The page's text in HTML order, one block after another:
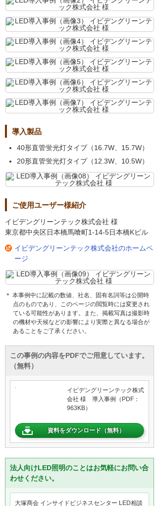
導入製品
40形直管蛍光灯タイプ（16.7W、15.7W）
20形直管蛍光灯タイプ（12.3W、10.5W）
ご使用ユーザー様紹介
イビデングリーンテック株式会社 様
東京都中央区日本橋馬喰町1-14-5日本橋Kビル
イビデングリーンテック株式会社のホームペ
ージ
＊ 本事例中に記載の数値、社名、固有名詞等は公開時
点のものであり、このページの閲覧時には変更され
ている可能性があります。また、掲載写真は撮影時
の機材や天候などの影響により実際と異なる場合が
あることをご了承ください。
この事例の内容をPDFでご用意しています。
（無料）
イビデングリーンテック株式
会社 様 導入事例（PDF：
963KB）
資料をダウンロード（無料）
法人向けLED照明のことはお気軽にお問い合
わせください。
大塚商会 インサイドビジネスセンター LED相談